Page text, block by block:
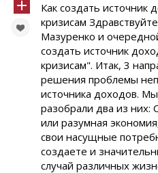
Как создать источник
кризисам
Мазуренко и
создать источник
кризисам". Итак, 3
решения проблемы
источника доходов.
разобрали два из них:
или разумная
свои насущные
создаете и
случай различных